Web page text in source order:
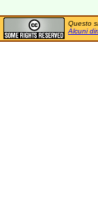
Questo
Alcuni